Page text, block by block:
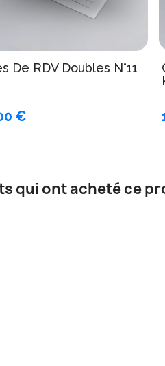
De RDV Doubles N°11
€
qui ont acheté ce